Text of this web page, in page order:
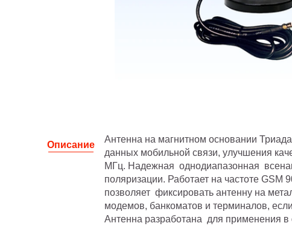
Описание
Антенна на магнитном основании
данных мобильной связи, улучшения
МГц. Надежная однодиапазонная
поляризации. Работает на частоте
позволяет фиксировать антенну на
модемов, банкоматов и терминалов,
Антенна разработана для применения